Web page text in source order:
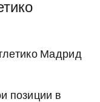
Мадрид
позиции в